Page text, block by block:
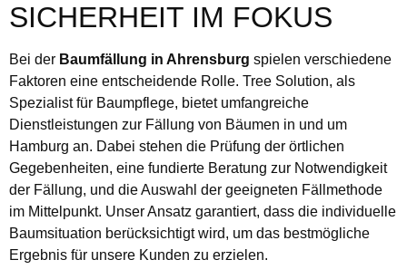
SICHERHEIT IM FOKUS
Bei der Baumfällung in Ahrensburg spielen verschiedene
Faktoren eine entscheidende Rolle. Tree Solution, als
Spezialist für Baumpflege, bietet umfangreiche
Dienstleistungen zur Fällung von Bäumen in und um
Hamburg an. Dabei stehen die Prüfung der örtlichen
Gegebenheiten, eine fundierte Beratung zur Notwendigkeit
der Fällung, und die Auswahl der geeigneten Fällmethode
im Mittelpunkt. Unser Ansatz garantiert, dass die individuelle
Baumsituation berücksichtigt wird, um das bestmögliche
Ergebnis für unsere Kunden zu erzielen.